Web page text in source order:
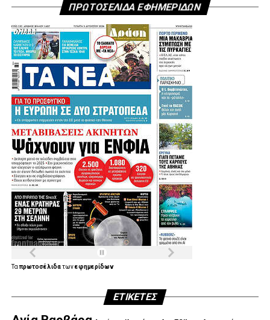
ΠΡΩΤΟΣΕΛΙΔΑ ΕΦΗΜΕΡΙΔΩΝ
Ταπρωτοσέλιδατωνεφημερίδων
ΕΤΙΚΈΤΕΣ